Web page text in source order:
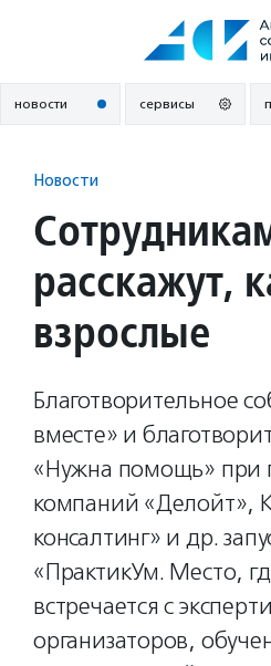
новости сервисы
Новости
расскажут,
взрослые
Благотворительное
вместе» и
«Нужна помощь» при
компаний «Делойт»,
консалтинг» и др.
«ПрактикУм. Место,
встречается с
организаторов,